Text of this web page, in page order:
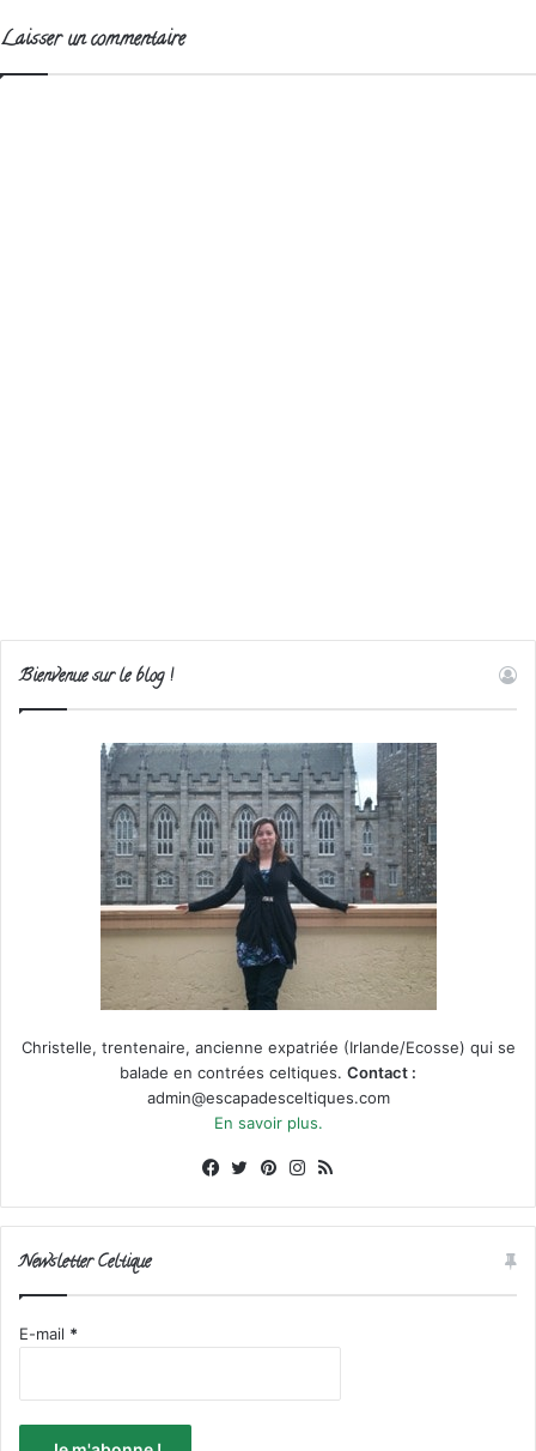
Laisser un commentaire
Bienvenue sur le blog !
Christelle, trentenaire, ancienne expatriée (Irlande/Ecosse) qui se
balade en contrées celtiques. Contact :
admin@escapadesceltiques.com
En savoir plus.
Facebook
X PinterestInstagram
Newsletter Celtique
E-mail *